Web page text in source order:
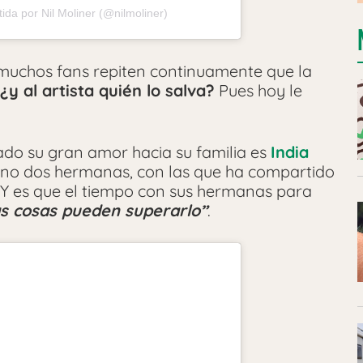
por Nil Moliner (@nilmoliner)
fans repiten continuamente que la
¿y al artista quién lo salva? Pues hoy le
su gran amor hacia su familia es India
dos hermanas, con las que ha compartido
es que el tiempo con sus hermanas para
cosas pueden superarlo”.